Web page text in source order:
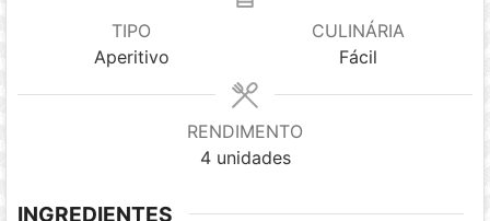
TIPO
Aperitivo
CULINÁRIA
Fácil
RENDIMENTO
4 unidades
INGREDIENTES